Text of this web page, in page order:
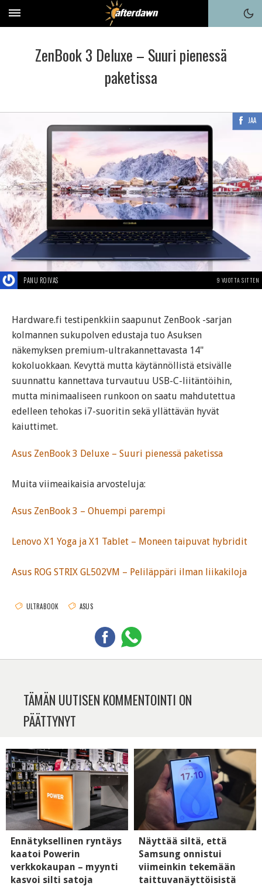
ZenBook 3 Deluxe – Suuri pienessä
paketissa
JAA
PANU ROIVAS 9 VUOTTA SITTEN
Hardware.fi testipenkkiin saapunut ZenBook -sarjan
kolmannen sukupolven edustaja tuo Asuksen
näkemyksen premium-ultrakannettavasta 14"
kokoluokkaan. Kevyttä mutta käytännöllistä etsivälle
suunnattu kannettava turvautuu USB-C-liitäntöihin,
mutta minimaaliseen runkoon on saatu mahdutettua
edelleen tehokas i7-suoritin sekä yllättävän hyvät
kaiuttimet.
Asus ZenBook 3 Deluxe – Suuri pienessä paketissa
Muita viimeaikaisia arvosteluja:
Asus ZenBook 3 – Ohuempi parempi
Lenovo X1 Yoga ja X1 Tablet – Moneen taipuvat hybridit
Asus ROG STRIX GL502VM – Peliläppäri ilman liikakiloja
ULTRABOOK ASUS
TÄMÄN UUTISEN KOMMENTOINTI ON
PÄÄTTYNYT
Ennätyksellinen ryntäys
kaatoi Powerin
verkkokaupan – myynti
kasvoi silti satoja
Näyttää siltä, että
Samsung onnistui
viimeinkin tekemään
taittuvanäyttöisistä